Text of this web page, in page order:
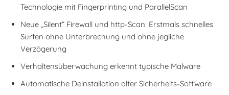
Technologie mit Fingerprinting und ParallelScan
Neue „Silent“ Firewall und http-Scan: Erstmals schnelles
Surfen ohne Unterbrechung und ohne jegliche
Verzögerung
Verhaltensüberwachung erkennt typische Malware
Automatische Deinstallation alter Sicherheits-Software